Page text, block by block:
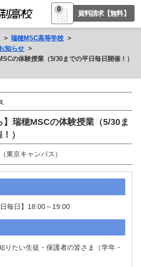
0
資料請求【無料】
瑞穂MSC高等学校
知らせ
の体験授業（5/30までの平日毎日開催！）
】瑞穂MSCの体験授業（5/30ま
）
東京キャンパス）
毎日】18:00～19:00
りたい生徒・保護者の皆さま（学年・